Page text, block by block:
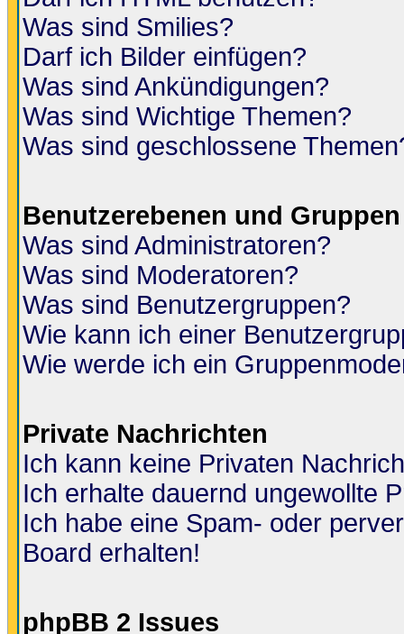
Was sind Smilies?
Darf ich Bilder einfügen?
Was sind Ankündigungen?
Was sind Wichtige Themen?
Was sind geschlossene
Benutzerebenen und Gruppen
Was sind Administratoren?
Was sind Moderatoren?
Was sind Benutzergruppen?
Wie kann ich einer
Wie werde ich ein
Private Nachrichten
Ich kann keine Privaten
Ich erhalte dauernd ungewollte
Ich habe eine Spam- oder
Board erhalten!
phpBB 2 Issues